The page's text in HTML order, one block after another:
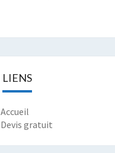
LIENS
Accueil
Devis gratuit